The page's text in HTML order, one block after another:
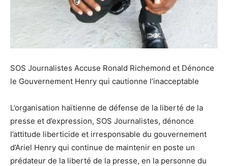
SOS Journalistes Accuse Ronald Richemond et Dénonce
le Gouvernement Henry qui cautionne l’inacceptable
L’organisation haïtienne de défense de la liberté de la
presse et d’expression, SOS Journalistes, dénonce
l’attitude liberticide et irresponsable du gouvernement
d’Ariel Henry qui continue de maintenir en poste un
prédateur de la liberté de la presse, en la personne du